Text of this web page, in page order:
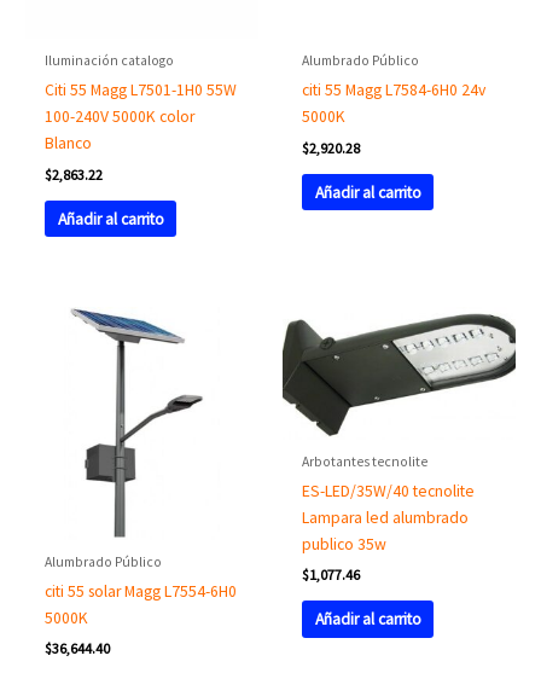
Iluminación catalogo
Citi 55 Magg L7501-1H0 55W
100-240V 5000K color
Blanco
$2,863.22
Añadir al carrito
Alumbrado Público
citi 55 Magg L7584-6H0 24v
5000K
$2,920.28
Añadir al carrito
Alumbrado Público
citi 55 solar Magg L7554-6H0
5000K
$36,644.40
Arbotantes tecnolite
ES-LED/35W/40 tecnolite
Lampara led alumbrado
publico 35w
$1,077.46
Añadir al carrito